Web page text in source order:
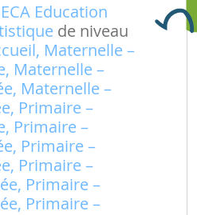
ECA Education
de niveau
Maternelle –
Maternelle –
Maternelle –
Primaire –
Primaire –
Primaire –
Primaire –
Primaire –
Primaire –